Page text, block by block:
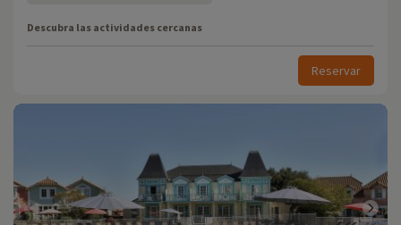
Descubra las actividades cercanas
Reservar